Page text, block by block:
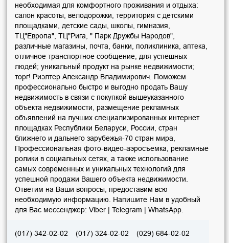
необходимая для комфортного проживания и отдыха:
салон красоты, велодорожки, территория с детскими
площадками, детские сады, школы, гимназия,
ТЦ"Европа", ТЦ"Рига, " Парк Дружбы Народов",
различные магазины, почта, банки, поликлиника, аптека,
отличное транспортное сообщение, для успешных
людей; уникальный продукт на рынке недвижимости;
торг! Риэлтер Александр Владимирович. Поможем
профессионально быстро и выгодно продать Вашу
недвижимость в связи с покупкой вышеуказанного
объекта недвижимости, размещение рекламных
объявлений на лучших специализированных интернет
площадках Республики Беларуси, России, стран
ближнего и дальнего зарубежья-70 стран мира,
Профессиональная фото-видео-аэросъемка, рекламные
ролики в социальных сетях, а также использование
самых современных и уникальных технологий для
успешной продажи Вашего объекта недвижимости.
Ответим на Ваши вопросы, предоставим всю
необходимую информацию. Напишите Нам в удобный
для Вас мессенджер: Viber | Telegram | WhatsApp.
(017) 342-02-02 (017) 324-02-02
(029) 684-02-02